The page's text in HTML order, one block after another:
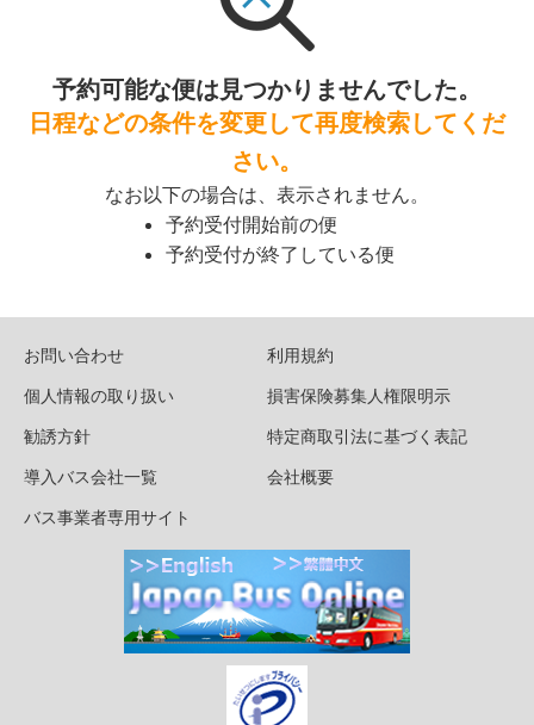
予約可能な便は見つかりませんでした。
日程などの条件を変更して再度検索してくだ
さい。
なお以下の場合は、表示されません。
予約受付開始前の便
予約受付が終了している便
お問い合わせ
利用規約
個人情報の取り扱い
損害保険募集人権限明示
勧誘方針
特定商取引法に基づく表記
導入バス会社一覧
会社概要
バス事業者専用サイト